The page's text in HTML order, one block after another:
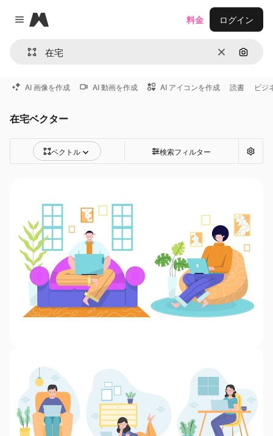
Close menu
Magnific
消去 画像で
料金 ログイン
AI 画像を作成 AI 動画を作成 AI アイコンを作成 読書 ビジ
在宅ベクター
ベクトル 検索フィルター